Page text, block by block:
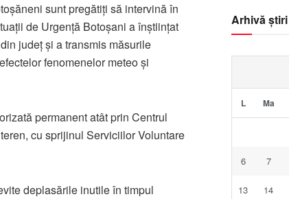
sunt pregătiți să intervină în
de Urgență Botoșani a înștiințat
județ și a transmis măsurile
fenomenelor meteo și
permanent atât prin Centrul
cu sprijinul Serviciilor Voluntare
deplasările inutile în timpul
Arhivă știri
L Ma
6 7
13 14